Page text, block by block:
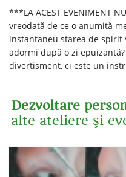
***LA ACEST EVENIMENT
vreodată de ce o anumită
instantaneu starea de spirit
adormi după o zi
divertisment, ci este un
Dezvoltare
alte ateliere şi